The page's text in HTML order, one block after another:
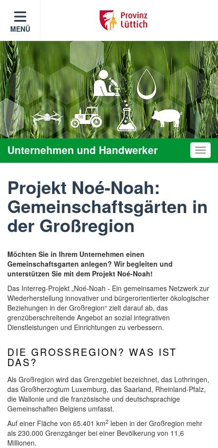
MENÜ
Unternehmen und Handwerker
Projekt Noé-Noah:
Gemeinschaftsgärten in
der Großregion
Möchten Sie in Ihrem Unternehmen einen
Gemeinschaftsgarten anlegen? Wir begleiten und
unterstützen Sie mit dem Projekt Noé-Noah!
Das Interreg-Projekt „Noé-Noah - Ein gemeinsames Netzwerk zur
Wiederherstellung innovativer und bürgerorientierter ökologischer
Beziehungen in der Großregion“ zielt darauf ab, das
grenzüberschreitende Angebot an sozial integrativen
Dienstleistungen und Einrichtungen zu verbessern.
DIE GROSSREGION? WAS IST
DAS?
Als Großregion wird das Grenzgebiet bezeichnet, das Lothringen,
das Großherzogtum Luxemburg, das Saarland, Rheinland-Pfalz,
die Wallonie und die französische und deutschsprachige
Gemeinschaften Belgiens umfasst.
Auf einer Fläche von 65.401 km2 leben in der Großregion mehr
als 230.000 Grenzgänger bei einer Bevölkerung von 11,6
Millionen.